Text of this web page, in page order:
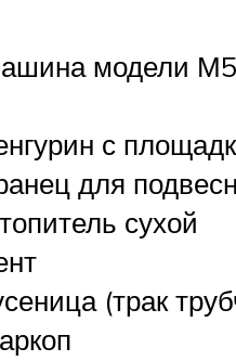
модели М5
с
для
сухой
(трак